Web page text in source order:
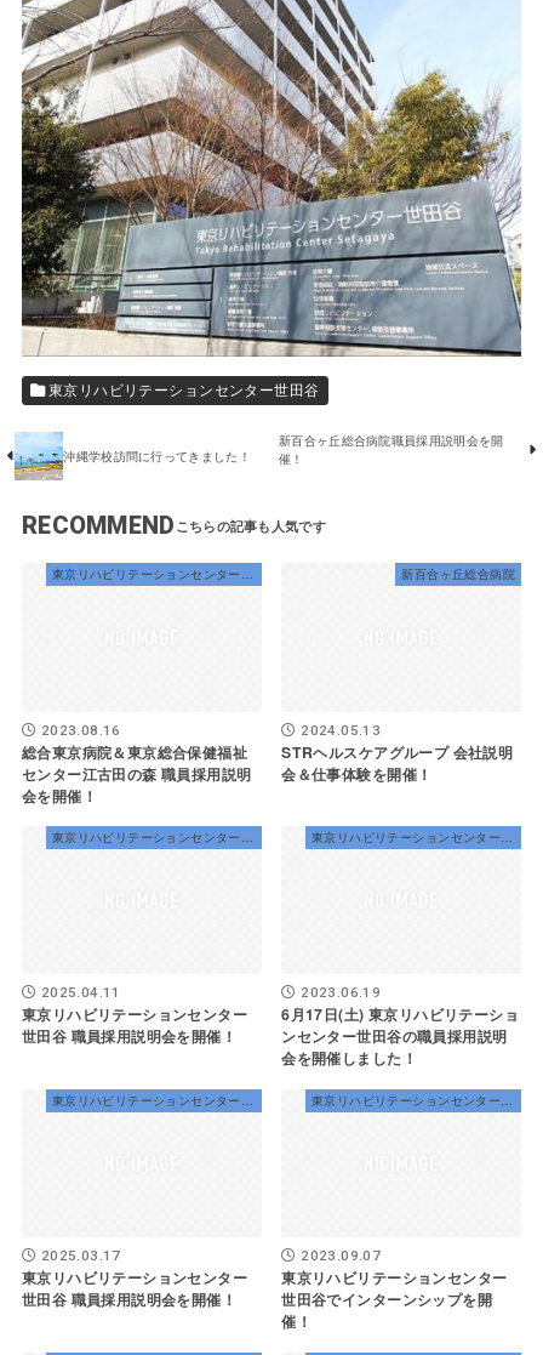
東京リハビリテーションセンター世田谷
沖縄学校訪問に行ってきました！
新百合ヶ丘総合病院職員採用説明会を開
催！
RECOMMEND
東京リハビリテーションセンター世田谷
2023.08.16
総合東京病院＆東京総合保健福祉
センター江古田の森 職員採用説明
会を開催！
新百合ヶ丘総合病院
2024.05.13
STRヘルスケアグループ 会社説明
会＆仕事体験を開催！
東京リハビリテーションセンター世田谷
2025.04.11
東京リハビリテーションセンター
世田谷 職員採用説明会を開催！
東京リハビリテーションセンター世田谷
2023.06.19
6月17日(土) 東京リハビリテーショ
ンセンター世田谷の職員採用説明
会を開催しました！
東京リハビリテーションセンター世田谷
2025.03.17
東京リハビリテーションセンター
世田谷 職員採用説明会を開催！
東京リハビリテーションセンター世田谷
2023.09.07
東京リハビリテーションセンター
世田谷でインターンシップを開
催！